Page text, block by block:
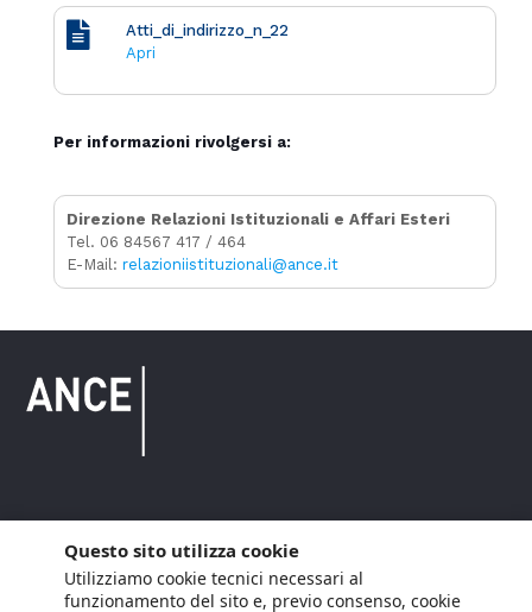
Atti_di_indirizzo_n_22
Apri
Per informazioni rivolgersi a:
Direzione Relazioni Istituzionali e Affari Esteri
Tel. 06 84567 417 / 464
E-Mail: relazioniistituzionali@ance.it
Copyright © 2021 ANCE. Tutti i diritti riservati.
Privacy
Arianna Net
Società di
servizi
Questo sito utilizza cookie
Utilizziamo cookie tecnici necessari al
funzionamento del sito e, previo consenso, cookie